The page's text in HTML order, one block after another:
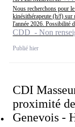
Nous recherchons pour
kinésithérapeute (h/f)
l'année 2026. Possibilité
CDD - Non
Publié hier
CDI
proximité
Genevois -